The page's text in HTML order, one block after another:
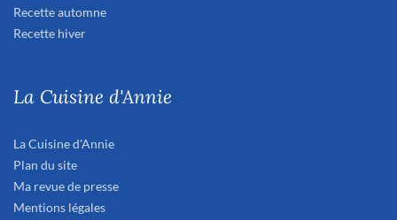
Recette automne
Recette hiver
La Cuisine d'Annie
La Cuisine d'Annie
Plan du site
Ma revue de presse
Mentions légales